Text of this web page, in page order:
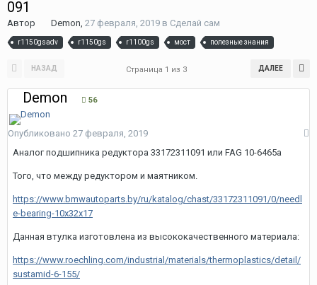
091
Автор Demon, 27 февраля, 2019 в Сделай сам
r1150gsadv r1150gs r1100gs мост полезные знания
НАЗАД ДАЛЕЕ
Страница 1 из 3
Demon 56
Опубликовано 27 февраля, 2019
Аналог подшипника редуктора 33172311091 или FAG 10-6465a
Того, что между редуктором и маятником.
https://www.bmwautoparts.by/ru/katalog/chast/33172311091/0/needl
e-bearing-10x32x17
Данная втулка изготовлена из высококачественного материала:
https://www.roechling.com/industrial/materials/thermoplastics/detail/
sustamid-6-155/